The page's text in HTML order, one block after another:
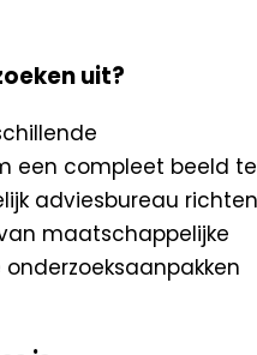
uit?
een compleet beeld te
adviesbureau richten
maatschappelijke